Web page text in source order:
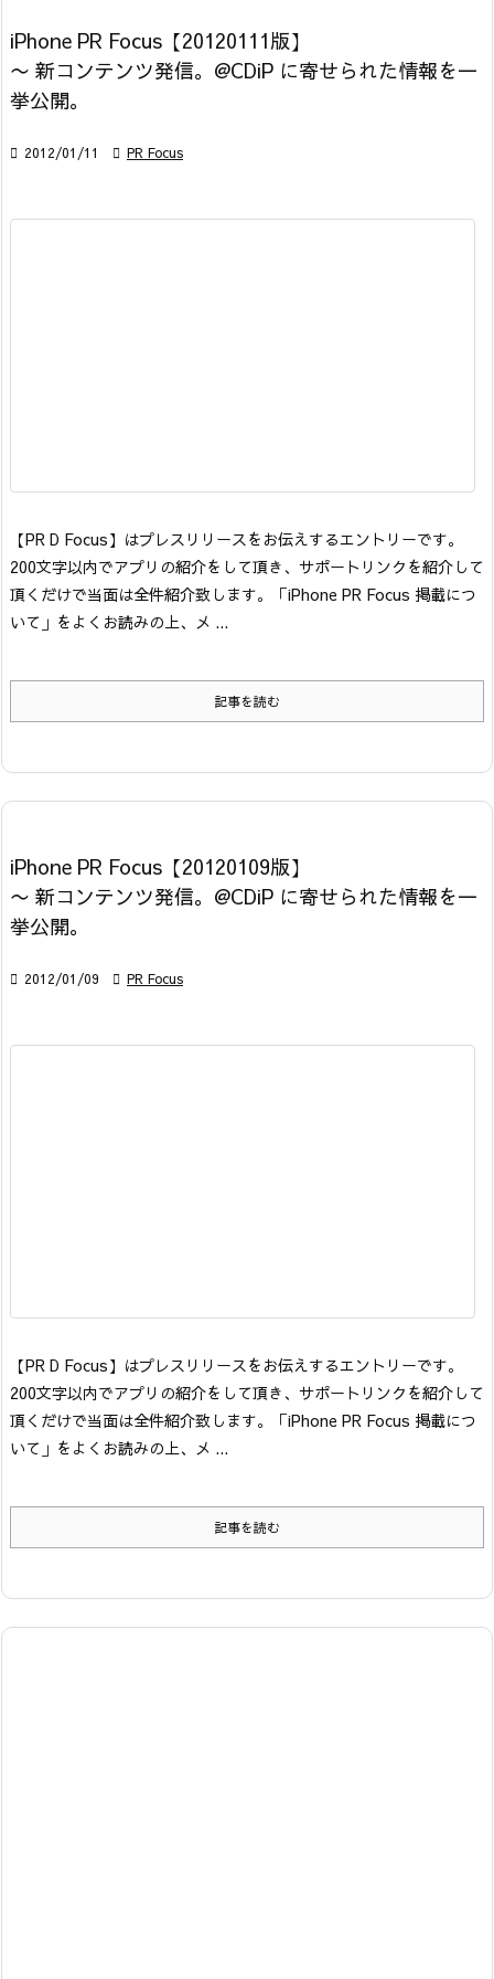
iPhone PR Focus【20120111版】
〜 新コンテンツ発信。@CDiP に寄せられた情報を一
挙公開。
 2012/01/11  PR Focus
【PR D Focus】はプレスリリースをお伝えするエントリーです。
200文字以内でアプリの紹介をして頂き、サポートリンクを紹介して
頂くだけで当面は全件紹介致します。「iPhone PR Focus 掲載につ
いて」をよくお読みの上、メ ...
記事を読む
iPhone PR Focus【20120109版】
〜 新コンテンツ発信。@CDiP に寄せられた情報を一
挙公開。
 2012/01/09  PR Focus
【PR D Focus】はプレスリリースをお伝えするエントリーです。
200文字以内でアプリの紹介をして頂き、サポートリンクを紹介して
頂くだけで当面は全件紹介致します。「iPhone PR Focus 掲載につ
いて」をよくお読みの上、メ ...
記事を読む